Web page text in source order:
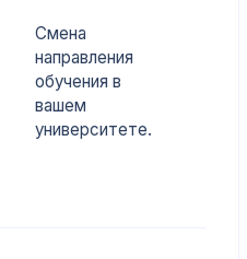
Смена
направления
обучения в
вашем
университете.